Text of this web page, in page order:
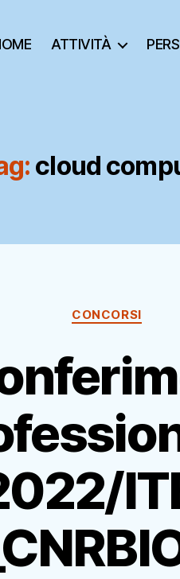
ATTIVITÀ
cloud
Categorie
CONCORSI